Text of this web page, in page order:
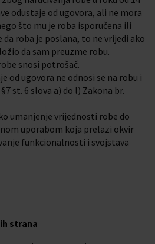
odustaje od ugovora, ali ne mora
što mu je roba isporučena ili
da roba je poslana, to ne vrijedi ako
da sam preuzme robu.
snosi potrošač.
od ugovora ne odnosi se na robu i
st. 6 slova a) do l) Zakona br.
umanjenje vrijednosti robe do
uporabom koja prelazi okvir
funkcionalnosti i svojstava
strana